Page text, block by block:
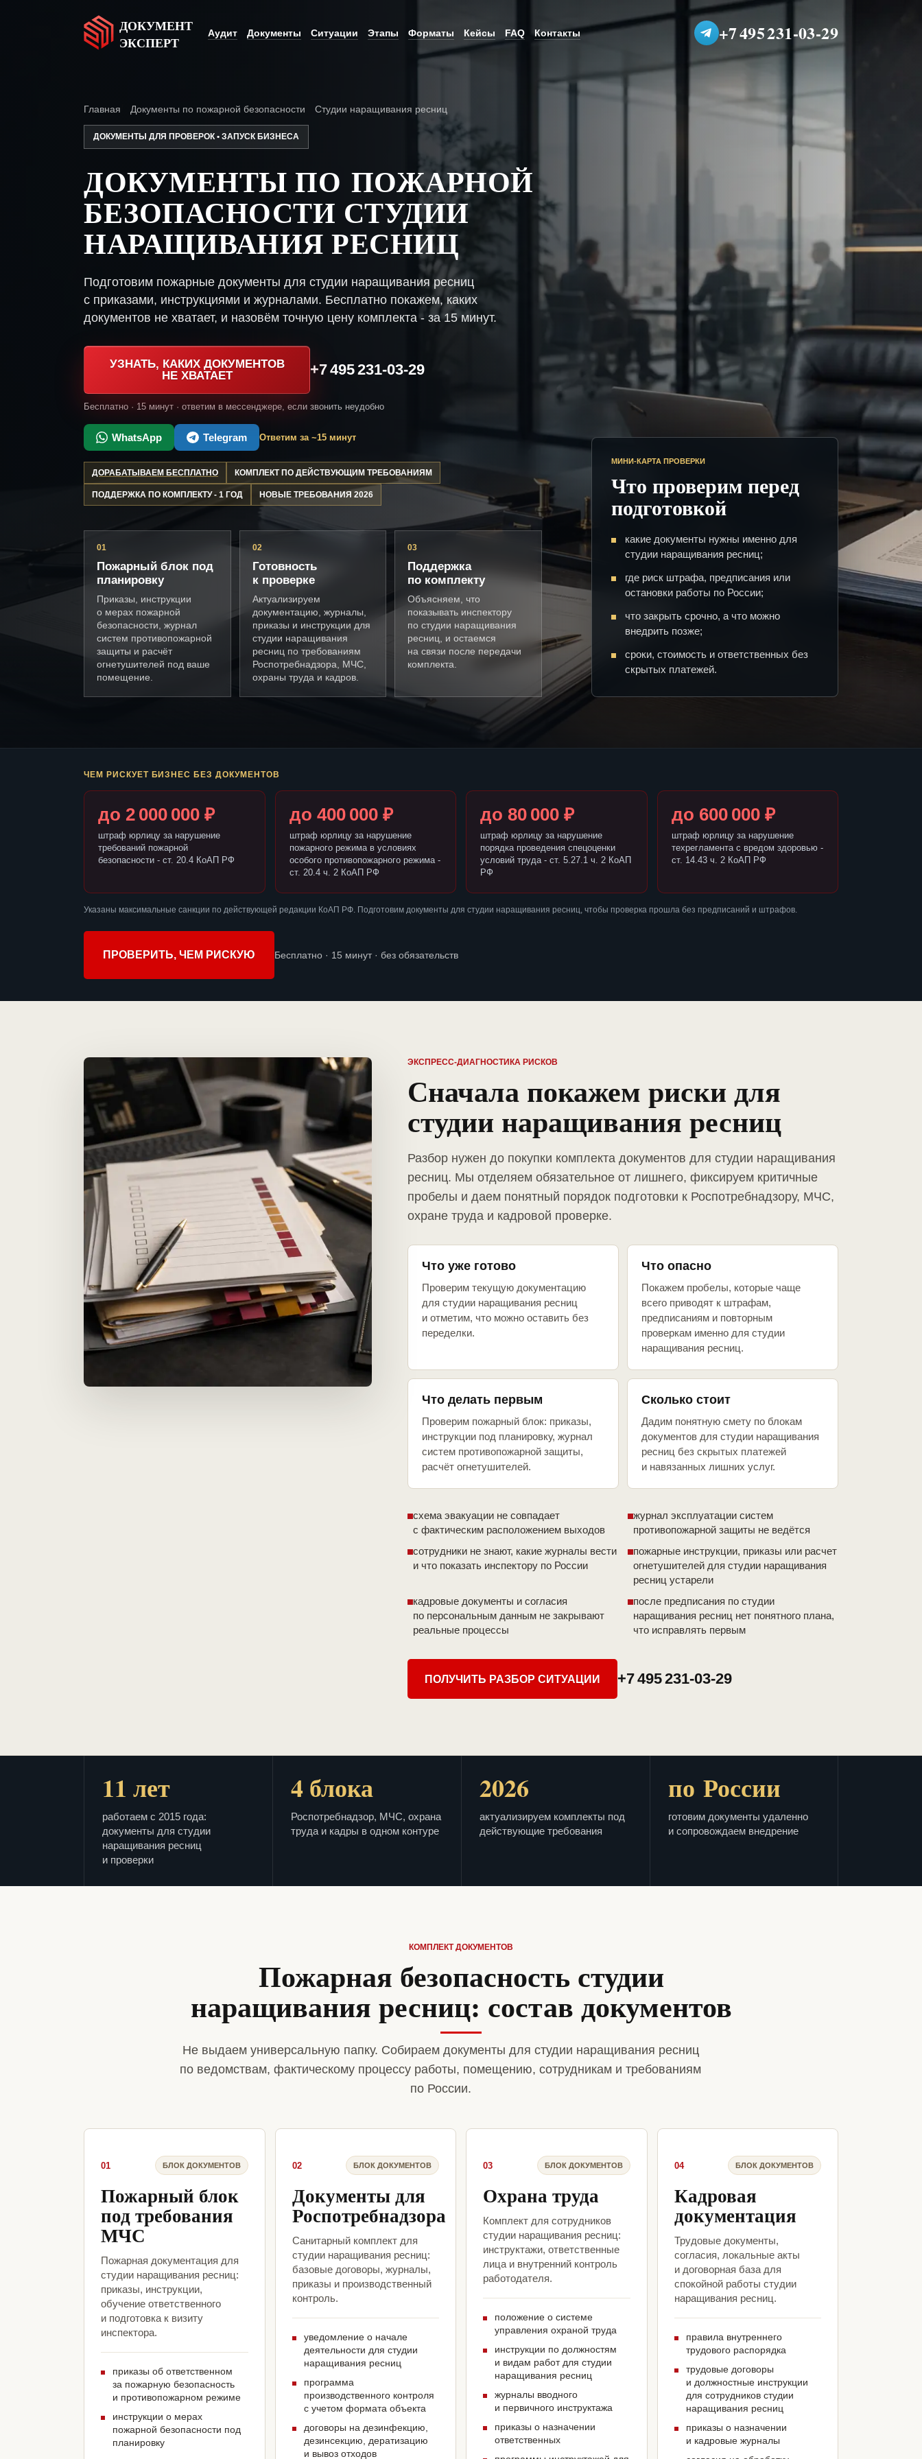
ДОКУМЕНТ
ЭКСПЕРТ
Аудит Документы Ситуации Этапы Форматы Кейсы FAQ Контакты +7 495 231-03-29
Главная Документы по пожарной безопасности Студии наращивания ресниц
ДОКУМЕНТЫ ДЛЯ ПРОВЕРОК • ЗАПУСК БИЗНЕСА
ДОКУМЕНТЫ ПО ПОЖАРНОЙ
БЕЗОПАСНОСТИ СТУДИИ
НАРАЩИВАНИЯ РЕСНИЦ
Подготовим пожарные документы для студии наращивания ресниц
с приказами, инструкциями и журналами. Бесплатно покажем, каких
документов не хватает, и назовём точную цену комплекта - за 15 минут.
УЗНАТЬ, КАКИХ ДОКУМЕНТОВ
НЕ ХВАТАЕТ
+7 495 231-03-29
Бесплатно · 15 минут · ответим в мессенджере, если звонить неудобно
WhatsApp Telegram Ответим за ~15 минут
ДОРАБАТЫВАЕМ БЕСПЛАТНО КОМПЛЕКТ ПО ДЕЙСТВУЮЩИМ ТРЕБОВАНИЯМ
ПОДДЕРЖКА ПО КОМПЛЕКТУ - 1 ГОД НОВЫЕ ТРЕБОВАНИЯ 2026
01
Пожарный блок под
планировку
Приказы, инструкции
о мерах пожарной
безопасности, журнал
систем противопожарной
защиты и расчёт
огнетушителей под ваше
помещение.
02
Готовность
к проверке
Актуализируем
документацию, журналы,
приказы и инструкции для
студии наращивания
ресниц по требованиям
Роспотребнадзора, МЧС,
охраны труда и кадров.
03
Поддержка
по комплекту
Объясняем, что
показывать инспектору
по студии наращивания
ресниц, и остаемся
на связи после передачи
комплекта.
МИНИ-КАРТА ПРОВЕРКИ
Что проверим перед
подготовкой
какие документы нужны именно для
студии наращивания ресниц;
где риск штрафа, предписания или
остановки работы по России;
что закрыть срочно, а что можно
внедрить позже;
сроки, стоимость и ответственных без
скрытых платежей.
ЧЕМ РИСКУЕТ БИЗНЕС БЕЗ ДОКУМЕНТОВ
до 2 000 000 ₽
штраф юрлицу за нарушение
требований пожарной
безопасности - ст. 20.4 КоАП РФ
до 400 000 ₽
штраф юрлицу за нарушение
пожарного режима в условиях
особого противопожарного режима -
ст. 20.4 ч. 2 КоАП РФ
до 80 000 ₽
штраф юрлицу за нарушение
порядка проведения спецоценки
условий труда - ст. 5.27.1 ч. 2 КоАП
РФ
до 600 000 ₽
штраф юрлицу за нарушение
техрегламента с вредом здоровью -
ст. 14.43 ч. 2 КоАП РФ
Указаны максимальные санкции по действующей редакции КоАП РФ. Подготовим документы для студии наращивания ресниц, чтобы проверка прошла без предписаний и штрафов.
ПРОВЕРИТЬ, ЧЕМ РИСКУЮ Бесплатно · 15 минут · без обязательств
ЭКСПРЕСС-ДИАГНОСТИКА РИСКОВ
Сначала покажем риски для
студии наращивания ресниц
Разбор нужен до покупки комплекта документов для студии наращивания
ресниц. Мы отделяем обязательное от лишнего, фиксируем критичные
пробелы и даем понятный порядок подготовки к Роспотребнадзору, МЧС,
охране труда и кадровой проверке.
Что уже готово
Проверим текущую документацию
для студии наращивания ресниц
и отметим, что можно оставить без
переделки.
Что опасно
Покажем пробелы, которые чаще
всего приводят к штрафам,
предписаниям и повторным
проверкам именно для студии
наращивания ресниц.
Что делать первым
Проверим пожарный блок: приказы,
инструкции под планировку, журнал
систем противопожарной защиты,
расчёт огнетушителей.
Сколько стоит
Дадим понятную смету по блокам
документов для студии наращивания
ресниц без скрытых платежей
и навязанных лишних услуг.
схема эвакуации не совпадает
с фактическим расположением выходов
журнал эксплуатации систем
противопожарной защиты не ведётся
сотрудники не знают, какие журналы вести
и что показать инспектору по России
пожарные инструкции, приказы или расчет
огнетушителей для студии наращивания
ресниц устарели
кадровые документы и согласия
по персональным данным не закрывают
реальные процессы
после предписания по студии
наращивания ресниц нет понятного плана,
что исправлять первым
ПОЛУЧИТЬ РАЗБОР СИТУАЦИИ +7 495 231-03-29
11 лет
работаем с 2015 года:
документы для студии
наращивания ресниц
и проверки
4 блока
Роспотребнадзор, МЧС, охрана
труда и кадры в одном контуре
2026
актуализируем комплекты под
действующие требования
по России
готовим документы удаленно
и сопровождаем внедрение
КОМПЛЕКТ ДОКУМЕНТОВ
Пожарная безопасность студии
наращивания ресниц: состав документов
Не выдаем универсальную папку. Собираем документы для студии наращивания ресниц
по ведомствам, фактическому процессу работы, помещению, сотрудникам и требованиям
по России.
01 БЛОК ДОКУМЕНТОВ
Пожарный блок
под требования
МЧС
Пожарная документация для
студии наращивания ресниц:
приказы, инструкции,
обучение ответственного
и подготовка к визиту
инспектора.
приказы об ответственном
за пожарную безопасность
и противопожарном режиме
инструкции о мерах
пожарной безопасности под
планировку
02 БЛОК ДОКУМЕНТОВ
Документы для
Роспотребнадзора
Санитарный комплект для
студии наращивания ресниц:
базовые договоры, журналы,
приказы и производственный
контроль.
уведомление о начале
деятельности для студии
наращивания ресниц
программа
производственного контроля
с учетом формата объекта
договоры на дезинфекцию,
дезинсекцию, дератизацию
и вывоз отходов
03 БЛОК ДОКУМЕНТОВ
Охрана труда
Комплект для сотрудников
студии наращивания ресниц:
инструктажи, ответственные
лица и внутренний контроль
работодателя.
положение о системе
управления охраной труда
инструкции по должностям
и видам работ для студии
наращивания ресниц
журналы вводного
и первичного инструктажа
приказы о назначении
ответственных
04 БЛОК ДОКУМЕНТОВ
Кадровая
документация
Трудовые документы,
согласия, локальные акты
и договорная база для
спокойной работы студии
наращивания ресниц.
правила внутреннего
трудового распорядка
трудовые договоры
и должностные инструкции
для сотрудников студии
наращивания ресниц
приказы о назначении
и кадровые журналы